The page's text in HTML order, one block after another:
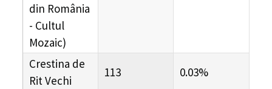
din România
- Cultul
Mozaic)
Crestina de
Rit Vechi
113 0.03%